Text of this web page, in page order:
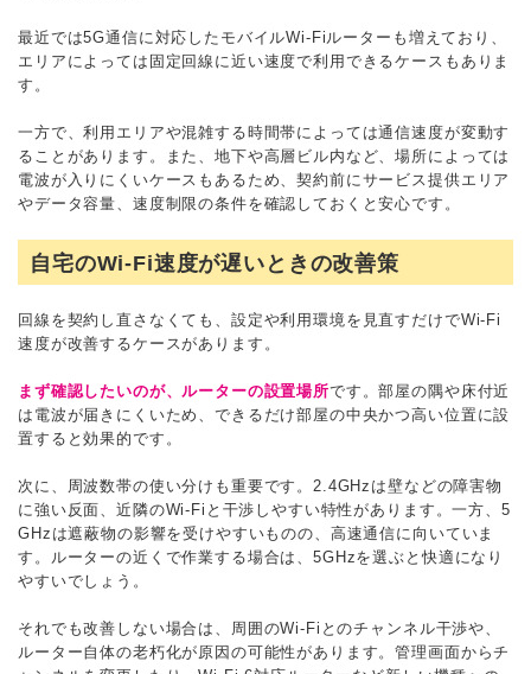
最近では5G通信に対応したモバイルWi-Fiルーターも増えており、
エリアによっては固定回線に近い速度で利用できるケースもありま
す。
一方で、利用エリアや混雑する時間帯によっては通信速度が変動す
ることがあります。また、地下や高層ビル内など、場所によっては
電波が入りにくいケースもあるため、契約前にサービス提供エリア
やデータ容量、速度制限の条件を確認しておくと安心です。
自宅のWi-Fi速度が遅いときの改善策
回線を契約し直さなくても、設定や利用環境を見直すだけでWi-Fi
速度が改善するケースがあります。
まず確認したいのが、ルーターの設置場所です。部屋の隅や床付近
は電波が届きにくいため、できるだけ部屋の中央かつ高い位置に設
置すると効果的です。
次に、周波数帯の使い分けも重要です。2.4GHzは壁などの障害物
に強い反面、近隣のWi-Fiと干渉しやすい特性があります。一方、5
GHzは遮蔽物の影響を受けやすいものの、高速通信に向いていま
す。ルーターの近くで作業する場合は、5GHzを選ぶと快適になり
やすいでしょう。
それでも改善しない場合は、周囲のWi-Fiとのチャンネル干渉や、
ルーター自体の老朽化が原因の可能性があります。管理画面からチ